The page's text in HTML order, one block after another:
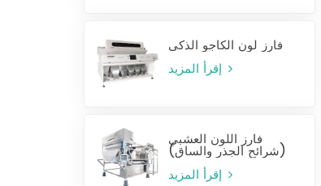
فارز لون الكاجو الذكي
إقرأ المزيد
فارز اللون العشبي
(شرائح الجذر والساق)
إقرأ المزيد